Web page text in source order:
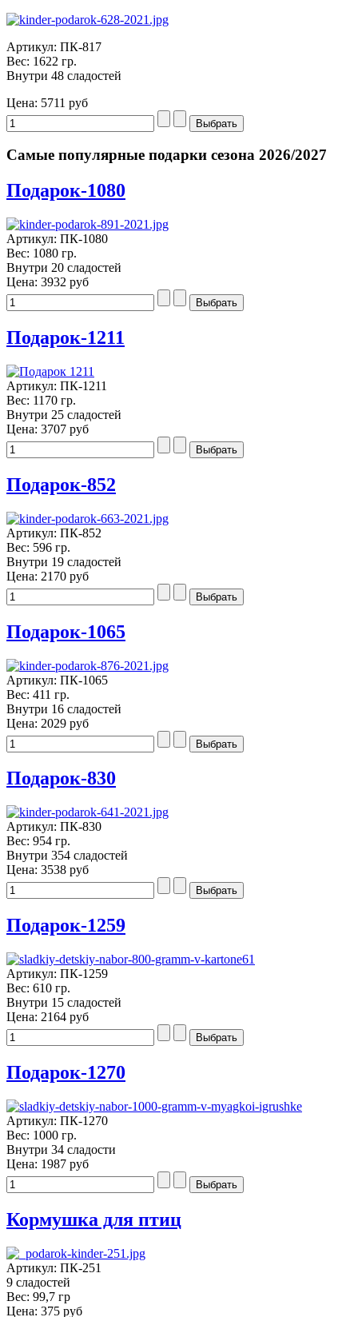
Артикул: ПК-817
Вес: 1622 гр.
Внутри 48 сладостей
Цена: 5711 руб
Самые популярные подарки сезона 2026/2027
Подарок-1080
Артикул: ПК-1080
Вес: 1080 гр.
Внутри 20 сладостей
Цена: 3932 руб
Подарок-1211
Артикул: ПК-1211
Вес: 1170 гр.
Внутри 25 сладостей
Цена: 3707 руб
Подарок-852
Артикул: ПК-852
Вес: 596 гр.
Внутри 19 сладостей
Цена: 2170 руб
Подарок-1065
Артикул: ПК-1065
Вес: 411 гр.
Внутри 16 сладостей
Цена: 2029 руб
Подарок-830
Артикул: ПК-830
Вес: 954 гр.
Внутри 354 сладостей
Цена: 3538 руб
Подарок-1259
Артикул: ПК-1259
Вес: 610 гр.
Внутри 15 сладостей
Цена: 2164 руб
Подарок-1270
Артикул: ПК-1270
Вес: 1000 гр.
Внутри 34 сладости
Цена: 1987 руб
Кормушка для птиц
Артикул: ПК-251
9 сладостей
Вес: 99,7 гр
Цена: 375 руб